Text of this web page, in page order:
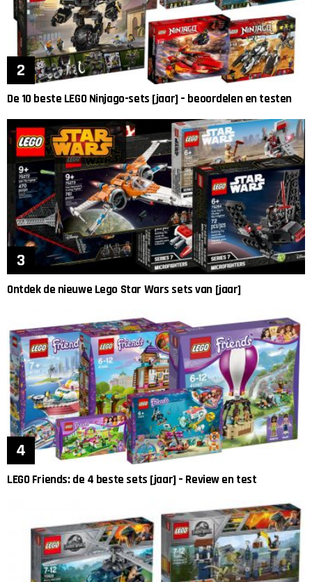
De 10 beste LEGO Ninjago-sets [jaar] – beoordelen en testen
Ontdek de nieuwe Lego Star Wars sets van [jaar]
LEGO Friends: de 4 beste sets [jaar] – Review en test